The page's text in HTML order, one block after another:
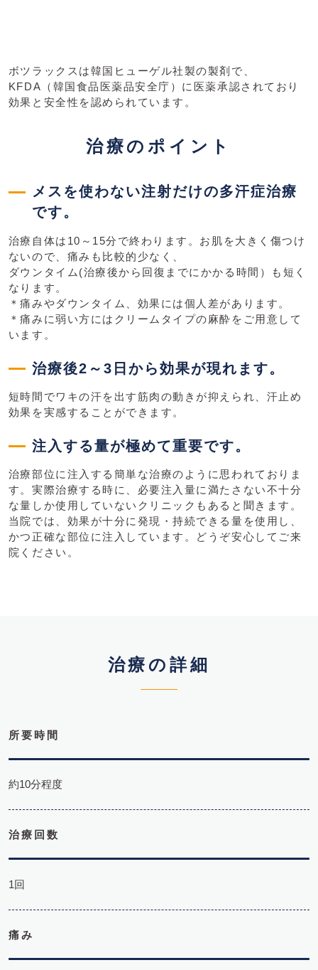
ボツラックスは韓国ヒューゲル社製の製剤で、
KFDA（韓国⾷品医薬品安全庁）に医薬承認されており
効果と安全性を認められています。
治療のポイント
メスを使わない注射だけの多汗症治療
です。
治療自体は10～15分で終わります。お肌を大きく傷つけ
ないので、痛みも比較的少なく、
ダウンタイム(治療後から回復までにかかる時間）も短く
なります。
＊痛みやダウンタイム、効果には個人差があります。
＊痛みに弱い方にはクリームタイプの麻酔をご用意して
います。
治療後2～3日から効果が現れます。
短時間でワキの汗を出す筋肉の動きが抑えられ、汗止め
効果を実感することができます。
注入する量が極めて重要です。
治療部位に注入する簡単な治療のように思われておりま
す。実際治療する時に、必要注入量に満たさない不十分
な量しか使用していないクリニックもあると聞きます。
当院では、効果が十分に発現・持続できる量を使用し、
かつ正確な部位に注入しています。どうぞ安心してご来
院ください。
治療の詳細
所要時間
約10分程度
治療回数
1回
痛み